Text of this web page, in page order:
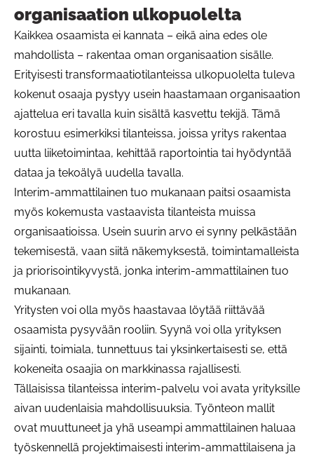
organisaation ulkopuolelta
Kaikkea osaamista ei kannata – eikä aina edes ole
mahdollista – rakentaa oman organisaation sisälle.
Erityisesti transformaatiotilanteissa ulkopuolelta tuleva
kokenut osaaja pystyy usein haastamaan organisaation
ajattelua eri tavalla kuin sisältä kasvettu tekijä. Tämä
korostuu esimerkiksi tilanteissa, joissa yritys rakentaa
uutta liiketoimintaa, kehittää raportointia tai hyödyntää
dataa ja tekoälyä uudella tavalla.
Interim-ammattilainen tuo mukanaan paitsi osaamista
myös kokemusta vastaavista tilanteista muissa
organisaatioissa. Usein suurin arvo ei synny pelkästään
tekemisestä, vaan siitä näkemyksestä, toimintamalleista
ja priorisointikyvystä, jonka interim-ammattilainen tuo
mukanaan.
Yritysten voi olla myös haastavaa löytää riittävää
osaamista pysyvään rooliin. Syynä voi olla yrityksen
sijainti, toimiala, tunnettuus tai yksinkertaisesti se, että
kokeneita osaajia on markkinassa rajallisesti.
Tällaisissa tilanteissa interim-palvelu voi avata yrityksille
aivan uudenlaisia mahdollisuuksia. Työnteon mallit
ovat muuttuneet ja yhä useampi ammattilainen haluaa
työskennellä projektimaisesti interim-ammattilaisena ja